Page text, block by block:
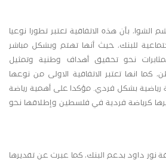
الشوا، بأن هذه الاتفاقية تعتبر تطورا نوعيا
للبنك، حيث أنها تهتم وبشكل مباشر
نحو تحقيق أهداف وطنية وتمثيل
انها تعتبر الاتفاقية الاولى من نوعها
رياضية بشكل فردي. مؤكدا على أهمية رياضة
كرياضة فردية في فلسطين وإطلاقها نحو
نور داود بدعم البنك، كما عبرت عن تقديرها